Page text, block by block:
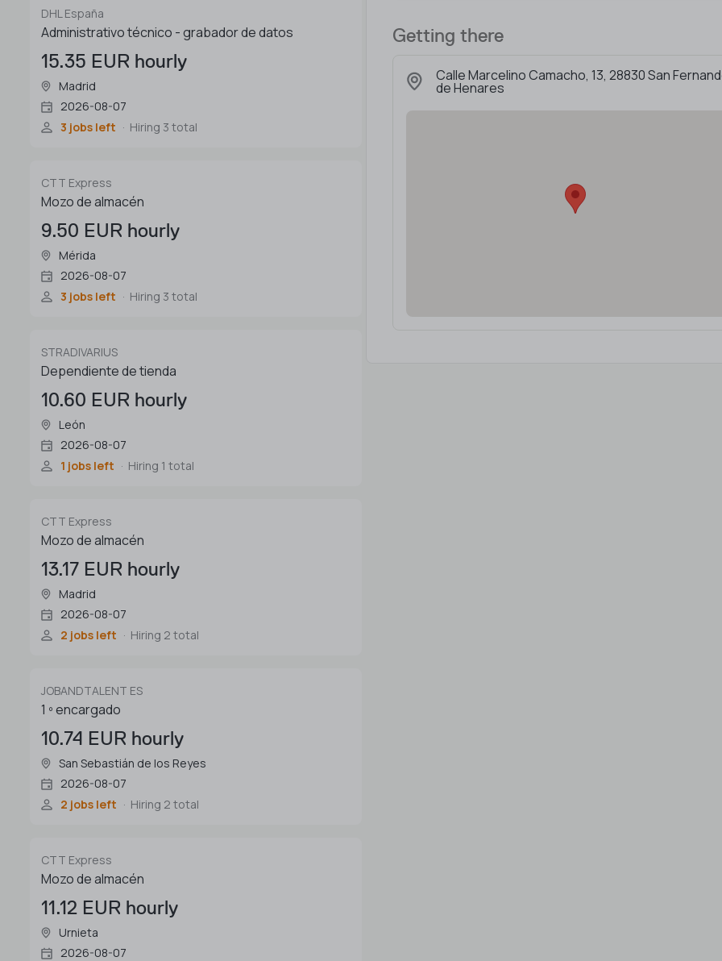
DHL España
Administrativo técnico - grabador de datos
15.35 EUR hourly
Madrid
2026-08-07
3 jobs left
Hiring 3 total
CTT Express
Mozo de almacén
9.50 EUR hourly
Mérida
2026-08-07
3 jobs left
Hiring 3 total
STRADIVARIUS
Dependiente de tienda
10.60 EUR hourly
León
2026-08-07
1 jobs left
Hiring 1 total
CTT Express
Mozo de almacén
13.17 EUR hourly
Madrid
2026-08-07
2 jobs left
Hiring 2 total
JOBANDTALENT ES
1 º encargado
10.74 EUR hourly
San Sebastián de los Reyes
2026-08-07
2 jobs left
Hiring 2 total
CTT Express
Mozo de almacén
11.12 EUR hourly
Urnieta
2026-08-07
Getting there
Calle Marcelino Camacho, 13, 28830 San
de Henares